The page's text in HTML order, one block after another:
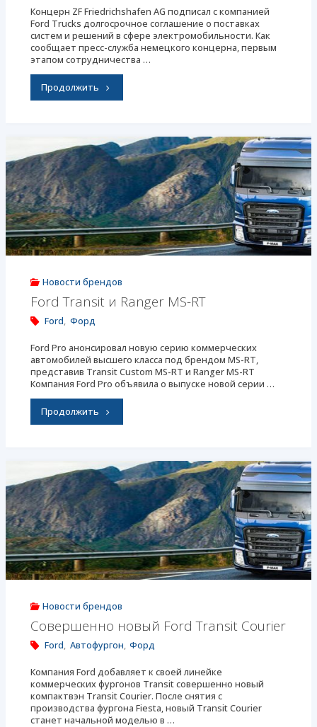
Концерн ZF Friedrichshafen AG подписал с компанией
Ford Trucks долгосрочное соглашение о поставках
систем и решений в сфере электромобильности. Как
сообщает пресс-служба немецкого концерна, первым
этапом сотрудничества …
Продолжить"Новый
Ford
получит
систему
электропривода
ZF"
Новости брендов
Ford Transit и Ranger MS-RT
Ford, Форд
Ford Pro анонсировал новую серию коммерческих
автомобилей высшего класса под брендом MS-RT,
представив Transit Custom MS-RT и Ranger MS-RT
Компания Ford Pro объявила о выпуске новой серии …
Продолжить"Ford
Ranger
MS-
RT"
Новости брендов
Совершенно новый Ford Transit Courier
Ford, Автофургон, Форд
Компания Ford добавляет к своей линейке
коммерческих фургонов Transit совершенно новый
компактвэн Transit Courier. После снятия с
производства фургона Fiesta, новый Transit Courier
станет начальной моделью в …